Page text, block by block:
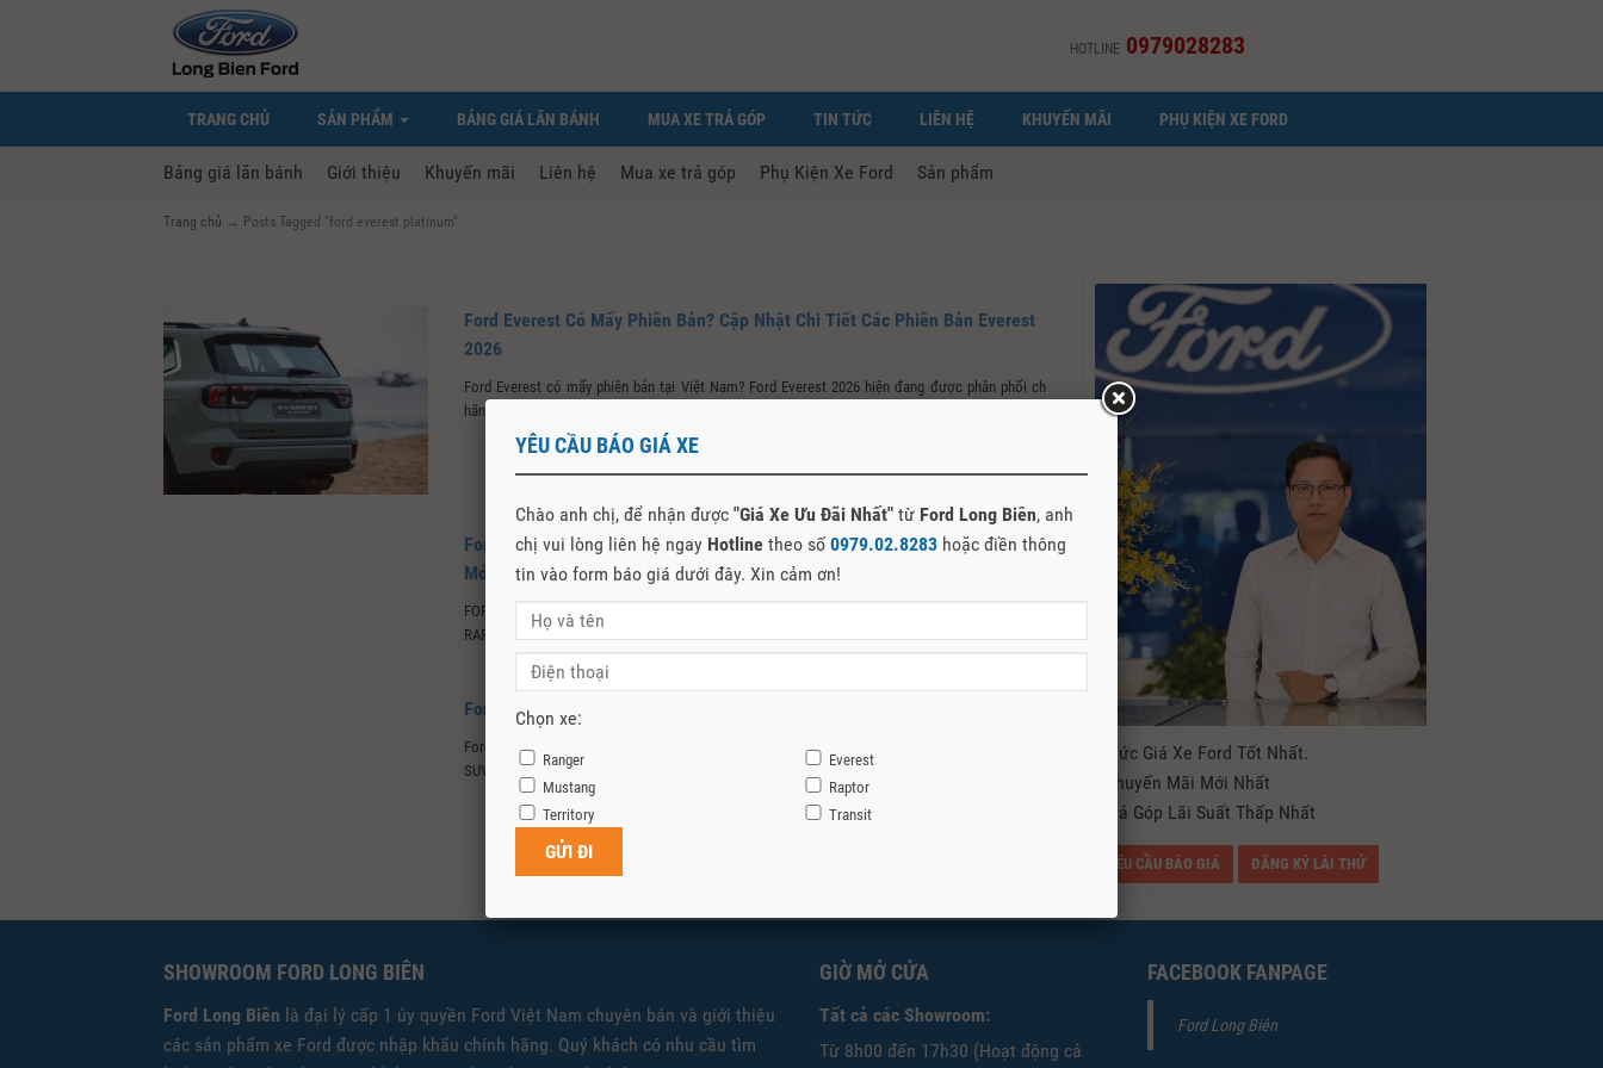
HOTLINE 0979028283
TRANG CHỦ SẢN PHẨM BẢNG GIÁ LĂN BÁNH MUA XE TRẢ GÓP TIN TỨC LIÊN HỆ KHUYẾN MÃI PHỤ KIỆN XE FORD
Bảng giá lăn bánh Giới thiệu Khuyến mãi Liên hệ Mua xe trả góp Phụ Kiện Xe Ford Sản phẩm
Trang chủ → Posts Tagged "ford everest platinum"
Ford Everest Có Mấy Phiên Bản? Cập Nhật Chi Tiết Các Phiên Bản Everest
2026
Ford Everest có mấy phiên bản tại Việt Nam? Ford Everest 2026 hiện đang được phân phối chính
hãng tại Việt Nam với...
Ford Everest Platinum, Ranger Wildtrak 3.0 Và Raptor 3.0 – Bộ Ba Xe Ford
Mới Đẳng Cấp 2026
FORD GIỚI THIỆU DÒNG SẢN PHẨM MỚI: FORD EVEREST, FORD RANGER WILDTRAK 3.0 VÀ FORD
RAPTOR 3.0 Thị trường ô tô Việt Nam đang...
Ford Everest Platinum 2024 Ra Mắt tại Việt Nam
Ford Việt Nam đã xác nhận sẽ ra mắt Everest Platinum 2024, Ford Long Biên nhận đặt cọc mẫu
SUV mới nhất này, xe về...
- Mức Giá Xe Ford Tốt Nhất.
- Khuyến Mãi Mới Nhất
- Trả Góp Lãi Suất Thấp Nhất
YÊU CẦU BÁO GIÁ ĐĂNG KÝ LÁI THỬ
SHOWROOM FORD LONG BIÊN
Ford Long Biên là đại lý cấp 1 ủy quyền Ford Việt Nam chuyên bán và giới thiệu
các sản phẩm xe Ford được nhập khẩu chính hãng. Quý khách có nhu cầu tìm
GIỜ MỞ CỬA
Tất cả các Showroom:
Từ 8h00 đến 17h30 (Hoạt động cả
FACEBOOK FANPAGE
Ford Long Biên
YÊU CẦU BÁO GIÁ XE
Chào anh chị, để nhận được "Giá Xe Ưu Đãi Nhất" từ Ford Long Biên, anh
chị vui lòng liên hệ ngay Hotline theo số 0979.02.8283 hoặc điền thông
tin vào form báo giá dưới đây. Xin cảm ơn!
Chọn xe:
Ranger
Everest
Mustang
Raptor
Territory
Transit